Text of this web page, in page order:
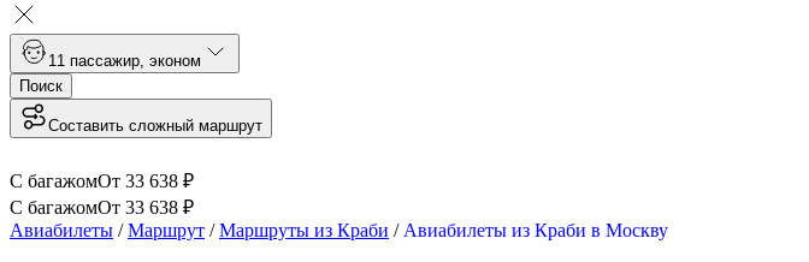
1 1 пассажир эконом
Поиск
Составить сложный маршрут
С багажомОт 33 638 ₽
С багажомОт 33 638 ₽
Авиабилеты /Маршрут /Маршруты из Краби / Авиабилеты из Краби в Москву